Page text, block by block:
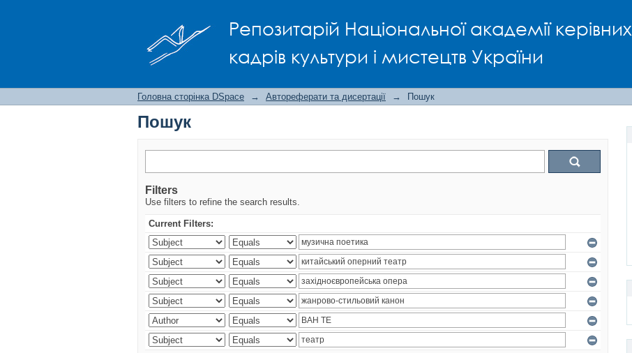
Репозитарій Національної академії керівних
кадрів культури і мистецтв України
Головна сторінка DSpace → Автореферати та дисертації → Пошук
Пошук
Filters
Use filters to refine the search results.
Current Filters: